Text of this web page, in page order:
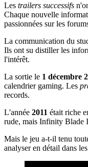
Les trailers successifs
Chaque nouvelle
passionnées sur les
La communication du
Ils ont su distiller les
l'intérêt.
La sortie le 1 décembre
calendrier gaming. Les
records.
L'année 2011 était riche
rude, mais Infinity Blade
Mais le jeu a-t-il tenu
analyser en détail dans